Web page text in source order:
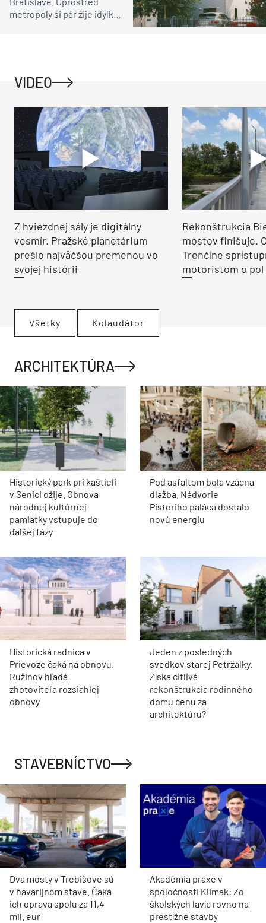
metropoly si pár žije idylku
VIDEO
Z hviezdnej sály je digitálny
vesmír. Pražské planetárium
prešlo najväčšou premenou vo
svojej histórii
Rekonštrukcia
mostov finišuje.
Trenčíne
motoristom o pol
Všetky Kolaudátor
ARCHITEKTÚRA
Historický park pri kaštieli
v Senici ožije. Obnova
národnej kultúrnej
pamiatky vstupuje do
ďalšej fázy
Pod asfaltom bola vzácna
dlažba. Nádvorie
Pistoriho paláca dostalo
novú energiu
Historická radnica v
Prievoze čaká na obnovu.
Ružinov hľadá
zhotoviteľa rozsiahlej
obnovy
Jeden z posledných
svedkov starej Petržalky.
Získa citlivá
rekonštrukcia rodinného
domu cenu za
architektúru?
STAVEBNÍCTVO
Dva mosty v Trebišove sú
v havarijnom stave. Čaká
ich oprava spolu za 11,4
mil. eur
Akadémia praxe v
spoločnosti Klimak: Zo
školských lavíc rovno na
prestížne stavby